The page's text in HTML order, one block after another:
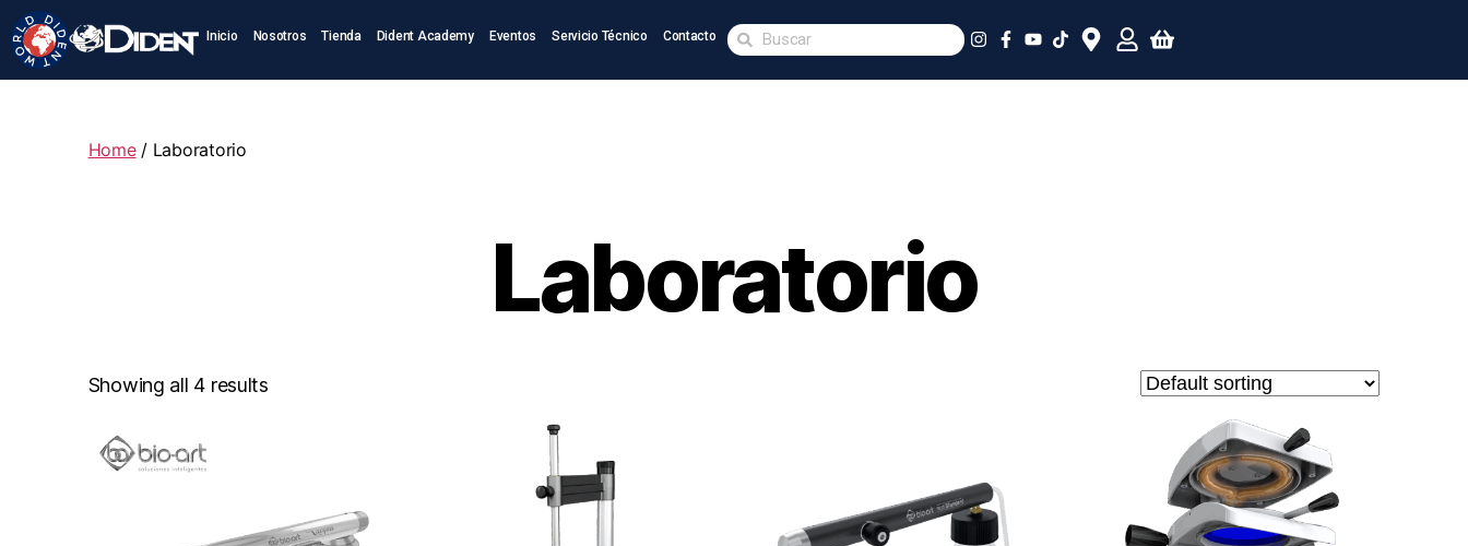
Inicio Nosotros Tienda Dident Academy Eventos Servicio Técnico Contacto
Home/ Laboratorio
Laboratorio
Showing all 4 results